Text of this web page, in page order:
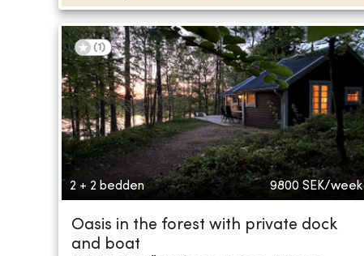
(1 )
2 + 2 bedden 9800 SEK/week
Oasis in the forest with private dock
and boat